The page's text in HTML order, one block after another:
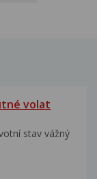
volat
stav vážný